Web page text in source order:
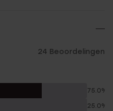
24 Beoordelingen
75.0%
25.0%